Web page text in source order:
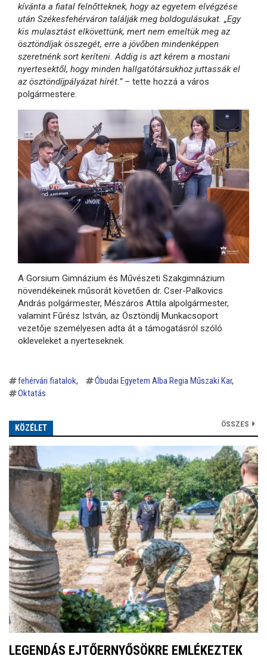
kívánta a fiatal felnőtteknek, hogy az egyetem elvégzése
után Székesfehérváron találják meg boldogulásukat. „Egy
kis mulasztást elkövettünk, mert nem emeltük meg az
ösztöndíjak összegét, erre a jövőben mindenképpen
szeretnénk sort keríteni. Addig is azt kérem a mostani
nyertesektől, hogy minden hallgatótársukhoz juttassák el
az ösztöndíjpályázat hírét.”– tette hozzá a város
polgármestere.
A Gorsium Gimnázium és Művészeti Szakgimnázium
növendékeinek műsorát követően dr. Cser-Palkovics
András polgármester, Mészáros Attila alpolgármester,
valamint Fűrész István, az Ösztöndíj Munkacsoport
vezetője személyesen adta át a támogatásról szóló
okleveleket a nyerteseknek.
fehérvári fiatalok
Óbudai Egyetem Alba Regia Műszaki Kar
Oktatás
KÖZÉLET ÖSSZES
LEGENDÁS EJTŐERNYŐSÖKRE EMLÉKEZTEK